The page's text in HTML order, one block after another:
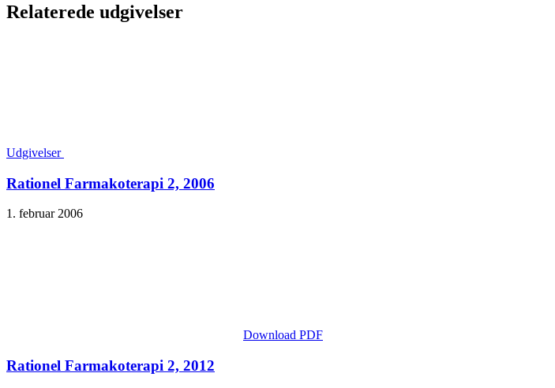
Relaterede udgivelser
Udgivelser
Rationel Farmakoterapi 2, 2006
1. februar 2006
Download PDF
Rationel Farmakoterapi 2, 2012